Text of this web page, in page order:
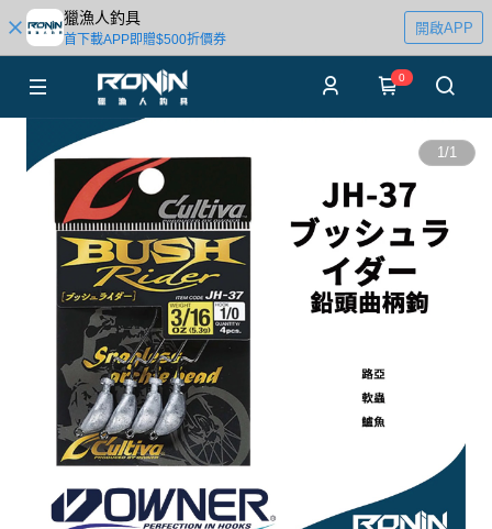
獵漁人釣具
首下載APP即贈$500折價券
開啟APP
0
1/1